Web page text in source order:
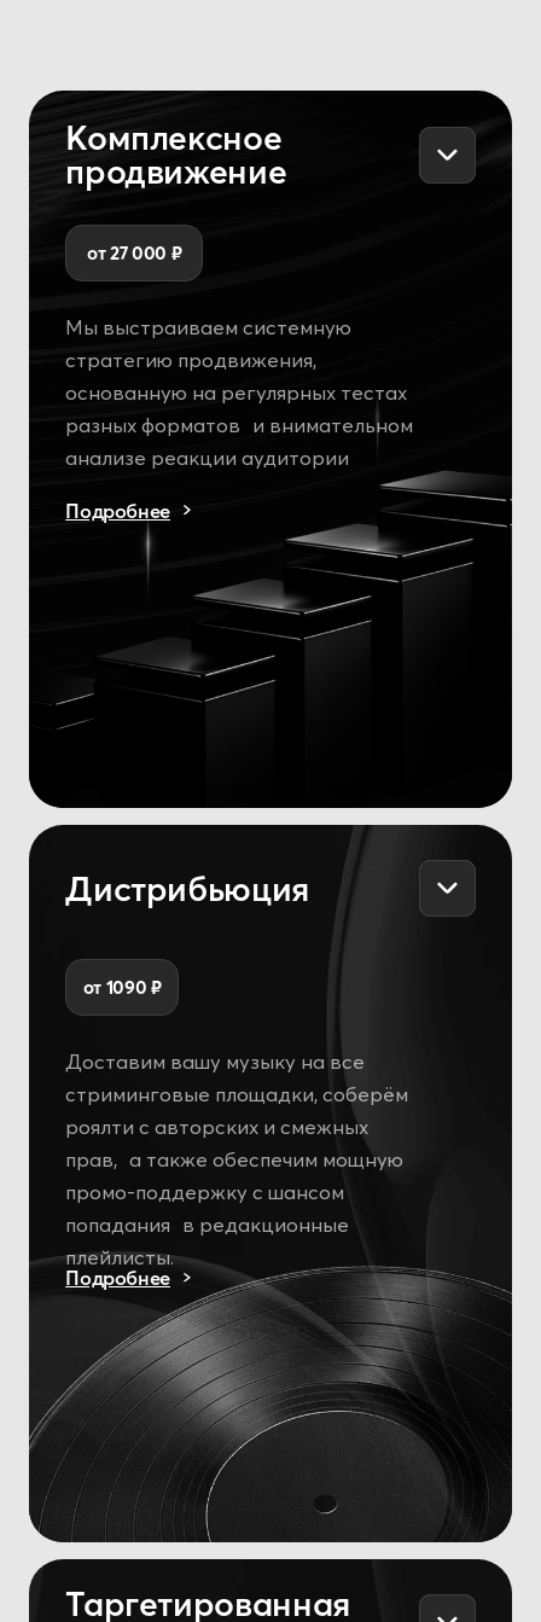
в музыке. Настроим рекламу
на слушателей похожих артистов,
поможем увеличить прослушивания
и привлечь новых подписчиков
Подробнее
Таргетированная
реклама в TikTok
Увеличим охваты ваших видео
и привлечём подписчиков в TikTok-
аккаунт артиста. Поможем удержать
внимание аудитории и протестировать,
от 16 000 ₽
ВК плейлисты
Привлекаем уникальных слушателей
через пользовательские плейлисты
ВКонтакте. Увеличиваем количество
прослушиваний и добавлений, поможем
протестировать трек на перспективу
органического роста.
Подробнее
от 10 000 ₽